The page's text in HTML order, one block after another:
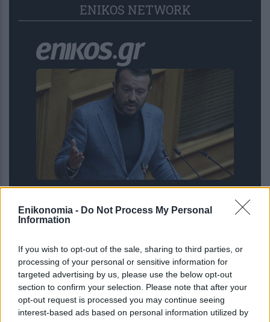
Enikonomia - Do Not Process My Personal
Information
If you wish to opt-out of the sale, sharing to third parties, or
processing of your personal or sensitive information for
targeted advertising by us, please use the below opt-out
section to confirm your selection. Please note that after your
opt-out request is processed you may continue seeing
interest-based ads based on personal information utilized by
ENIKOS NETWORK
σχέδιο σίγασης του ΣΥΡΙΖΑ απέτυχε»
– Αιχμές για Τσίπρα και ΕΛ.Α.Σ.